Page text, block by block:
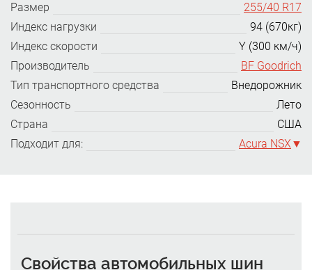
Размер
255/40 R17
Индекс нагрузки
94 (670кг)
Индекс скорости
Y (300 км/ч)
Производитель
BF Goodrich
Тип транспортного средства
Внедорожник
Сезонность
Лето
Страна
США
Подходит для:
Acura NSX
Свойства автомобильных шин